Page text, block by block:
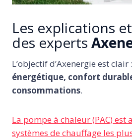
Les explications
des experts
L’objectif d’Axenergie est clair :
énergétique, confort
consommations.
La pompe à chaleur (PAC) est
systèmes de chauffage les